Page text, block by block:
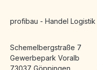
profibau - Handel Logistik
Schemelbergstraße 7
Gewerbepark Voralb